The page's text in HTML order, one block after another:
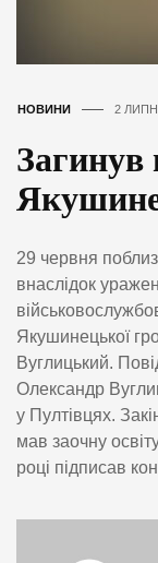
НОВИНИ 2
Загинув
29 червня
внаслідок
Якушинецької
Вуглицький.
Олександр
у Пултівцях.
мав заочну
році підписав